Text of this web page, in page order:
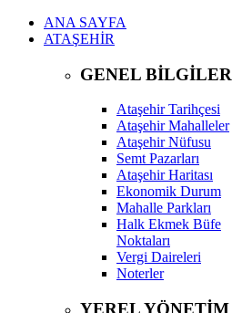
ANA SAYFA
ATAŞEHİR
GENEL BİLGİLER
Ataşehir Tarihçesi
Ataşehir Mahalleler
Ataşehir Nüfusu
Semt Pazarları
Ataşehir Haritası
Ekonomik Durum
Mahalle Parkları
Halk Ekmek Büfe
Noktaları
Vergi Daireleri
Noterler
YEREL YÖNETİM